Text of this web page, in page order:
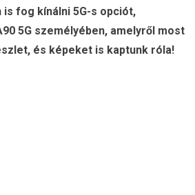
is fog kínálni 5G-s opciót,
5G személyében, amelyről most
és képeket is kaptunk róla!